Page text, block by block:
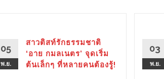
05
พ.ย.
สาวติสท์รักธรรมชาติ
‘อาย กมลเนตร’ จุดเริ่ม
ต้นเล็กๆ ที่หลายคนต้องรู้!
03
พ.ย.